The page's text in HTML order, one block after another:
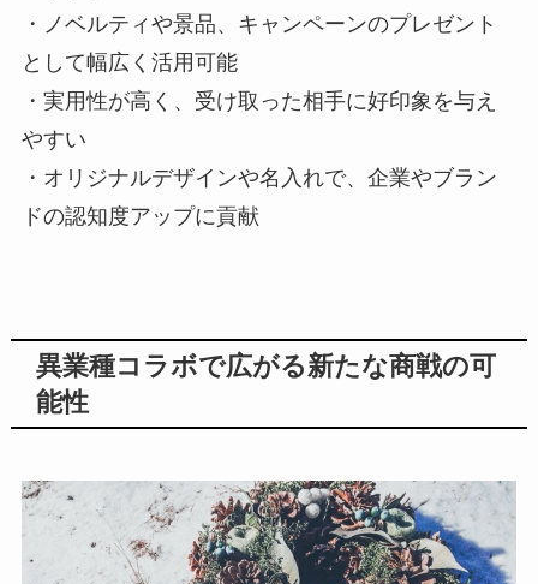
・ノベルティや景品、キャンペーンのプレゼント
として幅広く活用可能
・実用性が高く、受け取った相手に好印象を与え
やすい
・オリジナルデザインや名入れで、企業やブラン
ドの認知度アップに貢献
異業種コラボで広がる新たな商戦の可
能性